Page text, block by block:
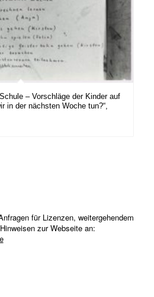
– Vorschläge der Kinder auf
in der nächsten Woche tun?“,
für Lizenzen, weitergehendem
zur Webseite an: